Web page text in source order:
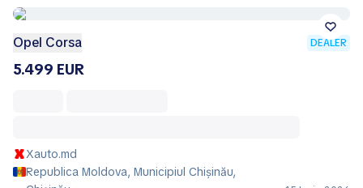
Opel Corsa DEALER
5.499 EUR
Xauto.md
Republica Moldova, Municipiul Chișinău,